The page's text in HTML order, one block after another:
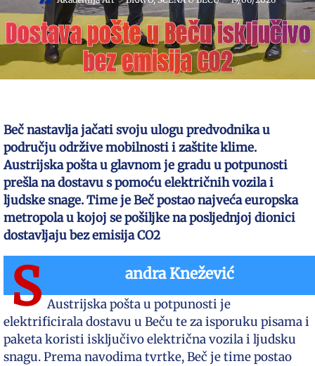
Dostava pošte u Beču isključivo
bez emisija CO2
Beč nastavlja jačati svoju ulogu predvodnika u
području održive mobilnosti i zaštite klime.
Austrijska pošta u glavnom je gradu u potpunosti
prešla na dostavu s pomoću električnih vozila i
ljudske snage. Time je Beč postao najveća europska
metropola u kojoj se pošiljke na posljednjoj dionici
dostavljaju bez emisija CO2
S andra Knežević
Austrijska pošta u potpunosti je
elektrificirala dostavu u Beču te za isporuku pisama i
paketa koristi isključivo električna vozila i ljudsku
snagu. Prema navodima tvrtke, Beč je time postao